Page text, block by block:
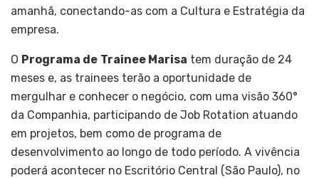
amanhã, conectando-as com a Cultura e Estratégia da
empresa.
O Programa de Trainee Marisa tem duração de 24
meses e, as trainees terão a oportunidade de
mergulhar e conhecer o negócio, com uma visão 360°
da Companhia, participando de Job Rotation atuando
em projetos, bem como de programa de
desenvolvimento ao longo de todo período. A vivência
poderá acontecer no Escritório Central (São Paulo), no